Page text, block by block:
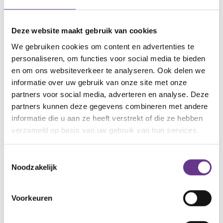
Deze website maakt gebruik van cookies
We gebruiken cookies om content en advertenties te
personaliseren, om functies voor social media te bieden
en om ons websiteverkeer te analyseren. Ook delen we
informatie over uw gebruik van onze site met onze
partners voor social media, adverteren en analyse. Deze
partners kunnen deze gegevens combineren met andere
informatie die u aan ze heeft verstrekt of die ze hebben
verzameld op basis van uw gebruik van hun services.
Noodzakelijk
Voorkeuren
‘Ik denk het wel. Mensen gaan straks zien dat je
zwanger bent. Dan lijkt het mij fijn als je vrienden en
kind en dus ook jullie een ander pad gaan lopen. Dat
voorkomt vragen en misplaatste opmerkingen na
de geboorte. Je hebt nu ook de tijd om het
persoonlijk aan de mensen dicht bij je te vertellen en
uit te leggen.’
‘Dat is waar, onze ouders weten het natuurlijk al. En
kunnen doen op Instagram.’ De aanstaande moeder
neemt in gedachten een slokje van haar koffie en
kijkt me dan weer aan: ‘Waarom was jullie tekst op
het geboortekaartje achteraf te negatief?’